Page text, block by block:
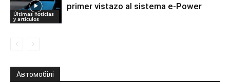
Últimas noticias
y artículos
primer vistazo al sistema e-Power
Автомобілі